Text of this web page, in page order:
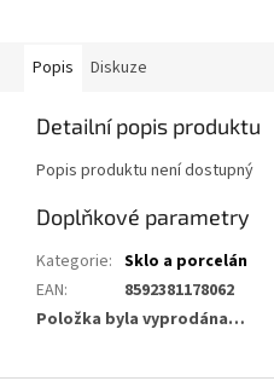
Popis Diskuze
Detailní popis produktu
Popis produktu není dostupný
Doplňkové parametry
Kategorie: Sklo a porcelán
EAN:
8592381178062
Položka byla vyprodána…